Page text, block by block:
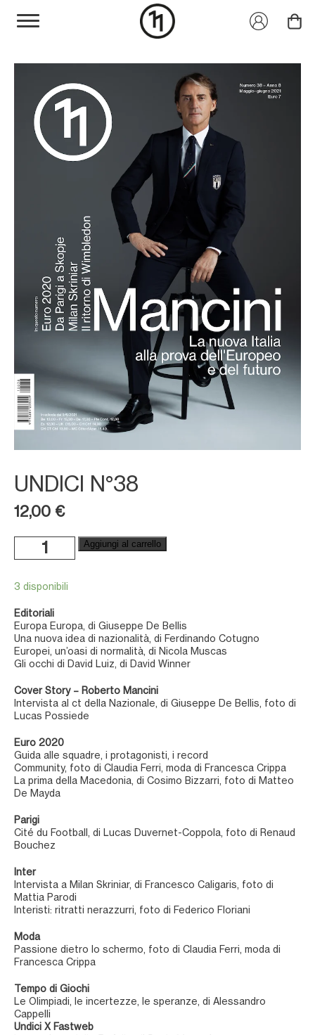
UNDICI N°38
12,00 €
Editoriali
Europa Europa, di Giuseppe De Bellis
Una nuova idea di nazionalità, di Ferdinando Cotugno
Europei, un’oasi di normalità, di Nicola Muscas
Gli occhi di David Luiz, di David Winner
Cover Story – Roberto Mancini
Intervista al ct della Nazionale, di Giuseppe De Bellis, foto di
Lucas Possiede
Euro 2020
Guida alle squadre, i protagonisti, i record
Community, foto di Claudia Ferri, moda di Francesca Crippa
La prima della Macedonia, di Cosimo Bizzarri, foto di Matteo
De Mayda
Parigi
Cité du Football, di Lucas Duvernet-Coppola, foto di Renaud
Bouchez
Inter
Intervista a Milan Skriniar, di Francesco Caligaris, foto di
Mattia Parodi
Interisti: ritratti nerazzurri, foto di Federico Floriani
Moda
Passione dietro lo schermo, foto di Claudia Ferri, moda di
Francesca Crippa
Tempo di Giochi
Le Olimpiadi, le incertezze, le speranze, di Alessandro
Cappelli
Undici X Fastweb
3 disponibili
Undici
quantità
Aggiungi al carrello